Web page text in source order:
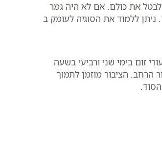
את כולם. אם לא היה גמר
ללמוד את הסוגיה לעומק ב
זום בימי שני ורביעי בשעה
הרחב. הציבור מוזמן לתמוך